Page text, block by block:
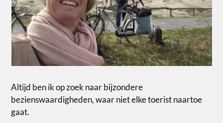
Altijd ben ik op zoek naar bijzondere
bezienswaardigheden, waar niet elke toerist naartoe
gaat.